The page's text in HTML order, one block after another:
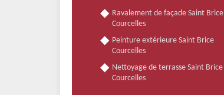
Ravalement de façade Saint Brice
Courcelles
Peinture extérieure Saint Brice
Courcelles
Nettoyage de terrasse Saint Brice
Courcelles